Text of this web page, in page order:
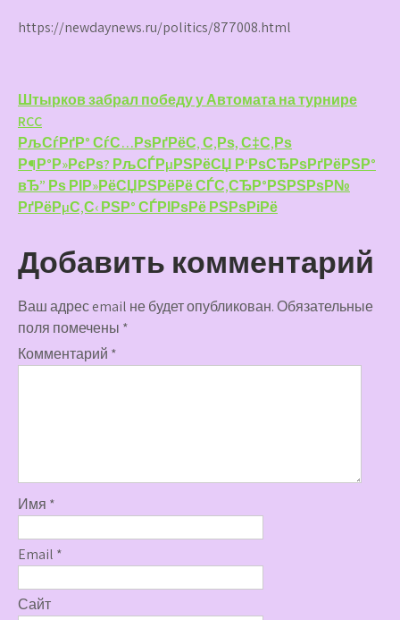
https://newdaynews.ru/politics/877008.html
Навигация
по
записям
Штырков забрал победу у Автомата на турнире
RCC
РљСѓРґР° СѓС…РѕРґРёС‚ С‚Рѕ, С‡С‚Рѕ
Р¶Р°Р»РєРѕ? РљСЃРµРЅРёСЏ Р‘РѕСЂРѕРґРёРЅР°
вЂ” Рѕ РІР»РёСЏРЅРёРё СЃС‚СЂР°РЅРЅРѕР№
РґРёРµС‚С‹ РЅР° СЃРІРѕРё РЅРѕРіРё
Добавить комментарий
Ваш адрес email не будет опубликован.Обязательные
поля помечены *
Комментарий *
Имя *
Email *
Сайт